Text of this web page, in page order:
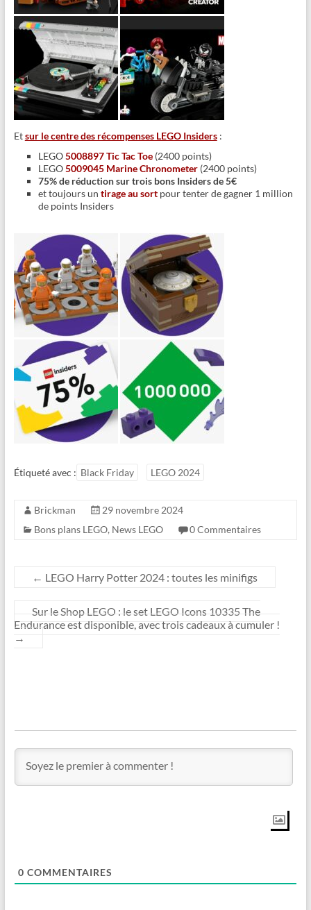
Etsur le centre des récompenses LEGO Insiders:
LEGO5008897 Tic Tac Toe(2400 points)
LEGO5009045 Marine Chronometer(2400 points)
75% de réduction sur trois bons Insiders de 5€
et toujours un tirage au sortpour tenter de gagner 1 million
de points Insiders
Étiqueté avec : Black Friday LEGO 2024
Brickman
29 novembre 2024
Bons plans LEGO, News LEGO 0 Commentaires
← LEGO Harry Potter 2024 : toutes les minifigs
Sur le Shop LEGO : le set LEGO Icons 10335 The
Endurance est disponible, avec trois cadeaux à cumuler !
→
0 COMMENTAIRES